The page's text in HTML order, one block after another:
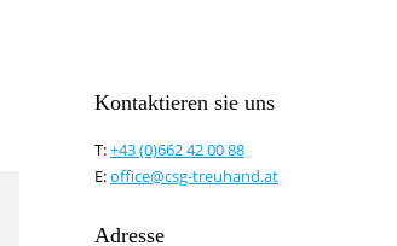
Kontaktieren sie uns
T:+43 (0)662 42 00 88
E:office@csg-treuhand.at
Adresse